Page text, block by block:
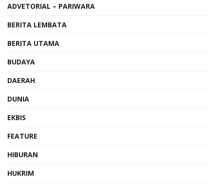
ADVETORIAL – PARIWARA
BERITA LEMBATA
BERITA UTAMA
BUDAYA
DAERAH
DUNIA
EKBIS
FEATURE
HIBURAN
HUKRIM